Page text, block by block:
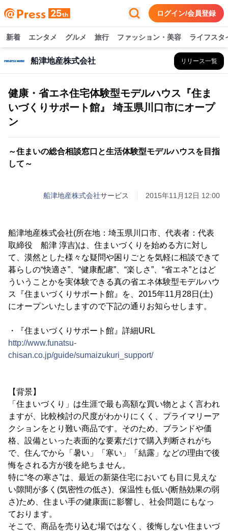
ログイン/会員登録
新着 エンタメ グルメ 旅行 ファッション・美容 ライフスタ
船津地産株式会社 リリース一覧
健康・省エネ住宅体験型モデルハウス『住ま
いづくりサポート館』 埼玉県川口市にオープ
ン
～住まいの総合相談窓口と生活体験型モデルハウスを目指
して～
船津地産株式会社サービス 2015年11月12日 12:00
船津地産株式会社(所在地：埼玉県川口市、代表者：代表
取締役 船津 淳吉)は、住まいづくりを始める方に対し
て、漠然とした様々な疑問や困りごとを気軽に相談できて
暮らしの“快適さ”、“健康配慮”、“楽しさ”、“省エネ”とはど
ういうことかを実体験できる真の省エネ体験型モデルハウ
ス『住まいづくりサポート館』を、2015年11月28日(土)
にオープンいたしますので下記の通りお知らせします。
・『住まいづくりサポート館』詳細URL
http://www.funatsu-
chisan.co.jp/guide/sumaizukuri_support/
【背景】
「住まいづくり」は生涯で最も高額な買い物とよく言われ
ますが、比較検討の尺度がわかりにくく、プライマリーア
クションをとり難い商品です。そのため、ブランドや価
格、設備といった表面的な要素だけで購入判断されがち
で、住んでから「暑い」「寒い」「結露」などの理由で後
悔をされる方が後を絶ちません。
特に“冬の寒さ”は、最近の新築住宅においても目に見えな
い隙間が多く(気密性の低さ)、保温性も低い(断熱効果の弱
さ)ため、住まい手の健康面に影響し、社会問題にもなっ
ております。
そこで、商品を売り込む場ではなく、後悔しない住まいづ